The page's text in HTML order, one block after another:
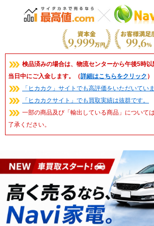
検品済みの場合は、物流センターから午後5時以
当日中にご入金します。（詳細はこちらをクリック ）
「ヒカカク」サイトでも高評価をいただいていま
「ヒカカクサイト」でも買取実績は抜群です。
一部の商品及び「輸出している商品」について
了承ください。